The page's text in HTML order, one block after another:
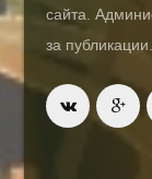
сайта.
за публикации.